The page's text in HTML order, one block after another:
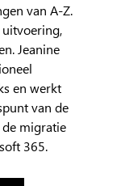
van A-Z.
uitvoering,
Jeanine
en werkt
van de
migratie
365.